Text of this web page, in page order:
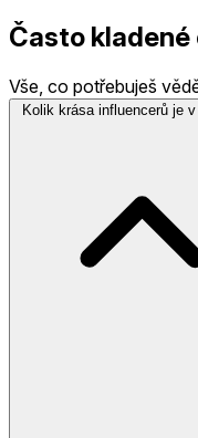
Často
Vše, co potřebuješ
Kolik krása influencerů je